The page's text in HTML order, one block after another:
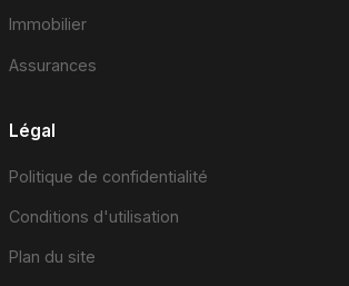
Immobilier
Assurances
Légal
Politique de confidentialité
Conditions d'utilisation
Plan du site